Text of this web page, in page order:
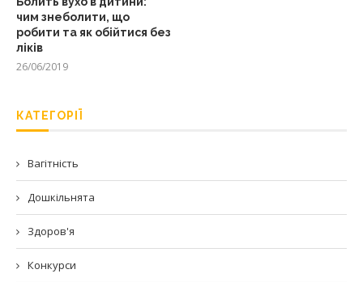
чим знеболити, що
робити та як обійтися без
ліків
26/06/2019
КАТЕГОРІЇ
Вагітність
Дошкільнята
Здоров'я
Конкурси